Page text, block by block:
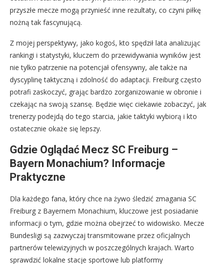
przyszłe mecze mogą przynieść inne rezultaty, co czyni piłkę
nożną tak fascynującą.
Z mojej perspektywy, jako kogoś, kto spędził lata analizując
rankingi i statystyki, kluczem do przewidywania wyników jest
nie tylko patrzenie na potencjał ofensywny, ale także na
dyscyplinę taktyczną i zdolność do adaptacji. Freiburg często
potrafi zaskoczyć, grając bardzo zorganizowanie w obronie i
czekając na swoją szansę. Będzie więc ciekawie zobaczyć, jak
trenerzy podejdą do tego starcia, jakie taktyki wybiorą i kto
ostatecznie okaże się lepszy.
Gdzie Oglądać Mecz SC Freiburg –
Bayern Monachium? Informacje
Praktyczne
Dla każdego fana, który chce na żywo śledzić zmagania SC
Freiburg z Bayernem Monachium, kluczowe jest posiadanie
informacji o tym, gdzie można obejrzeć to widowisko. Mecze
Bundesligi są zazwyczaj transmitowane przez oficjalnych
partnerów telewizyjnych w poszczególnych krajach. Warto
sprawdzić lokalne stacje sportowe lub platformy